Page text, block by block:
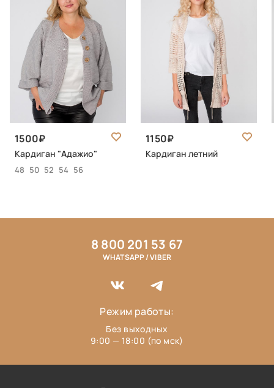
1500
Кардиган "Адажио"
48 50 52 54 56
1150
Кардиган летний
8 800 201 53 67
WHATSAPP / VIBER
Режим работы:
Без выходных
9:00 — 18:00 (по мск)